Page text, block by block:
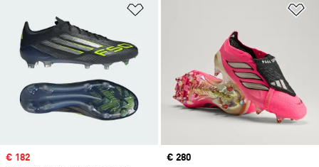
Προσθήκη στη Λίστα Επιθυμιών
Sale price
€ 182 Price
€ 280